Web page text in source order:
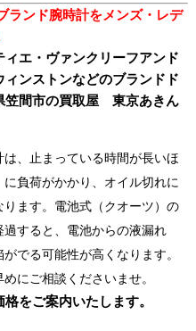
ランド腕時計をメンズ・レデ
エ・ヴァンクリーフアンド
ンストンなどのブランドド
笠間市の買取屋 東京あきん
、止まっている時間が長いほ
負荷がかかり、オイル切れに
ます。電池式（クオーツ）の
すると、電池からの液漏れ
でる可能性が高くなります。
にご相談くださいませ。
をご案内いたします。